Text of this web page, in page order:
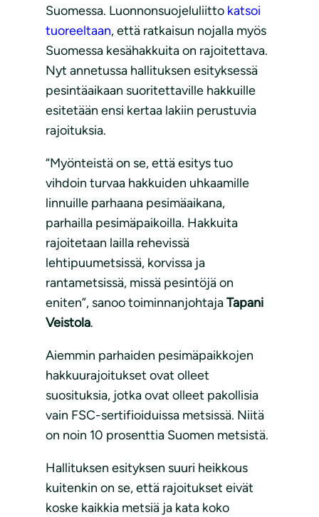
Suomessa. Luonnonsuojeluliitto katsoi
tuoreeltaan, että ratkaisun nojalla myös
Suomessa kesähakkuita on rajoitettava.
Nyt annetussa hallituksen esityksessä
pesintäaikaan suoritettaville hakkuille
esitetään ensi kertaa lakiin perustuvia
rajoituksia.
“Myönteistä on se, että esitys tuo
vihdoin turvaa hakkuiden uhkaamille
linnuille parhaana pesimäaikana,
parhailla pesimäpaikoilla. Hakkuita
rajoitetaan lailla rehevissä
lehtipuumetsissä, korvissa ja
rantametsissä, missä pesintöjä on
eniten”, sanoo toiminnanjohtajaTapani
Veistola.
Aiemmin parhaiden pesimäpaikkojen
hakkuurajoitukset ovat olleet
suosituksia, jotka ovat olleet pakollisia
vain FSC-sertifioiduissa metsissä. Niitä
on noin 10 prosenttia Suomen metsistä.
Hallituksen esityksen suuri heikkous
kuitenkin on se, että rajoitukset eivät
koske kaikkia metsiä ja kata koko